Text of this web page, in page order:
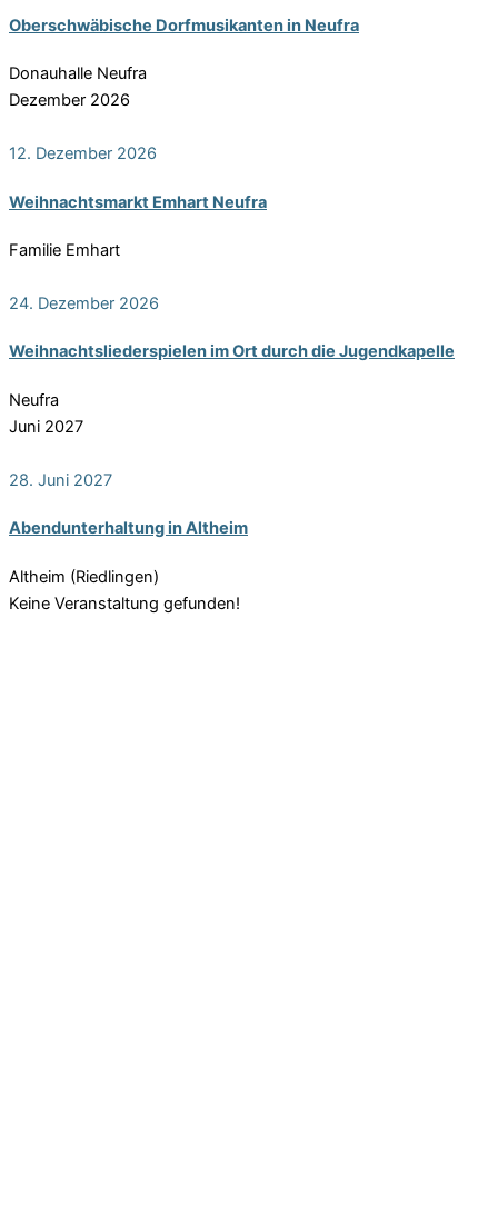
Ober­schwä­bi­sche Dorf­mu­si­kan­ten in Neufra
Donauhalle Neufra
Dezember 2026
12. Dezember 2026
Weih­nachts­markt Emhart Neufra
Familie Emhart
24. Dezember 2026
Weih­nachts­lie­der­spie­len im Ort durch die Jugendkapelle
Neufra
Juni 2027
28. Juni 2027
Abend­un­ter­hal­tung in Altheim
Altheim (Riedlingen)
Keine Veranstaltung gefunden!